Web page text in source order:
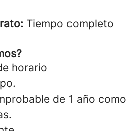
Tiempo completo
horario
de 1 año como